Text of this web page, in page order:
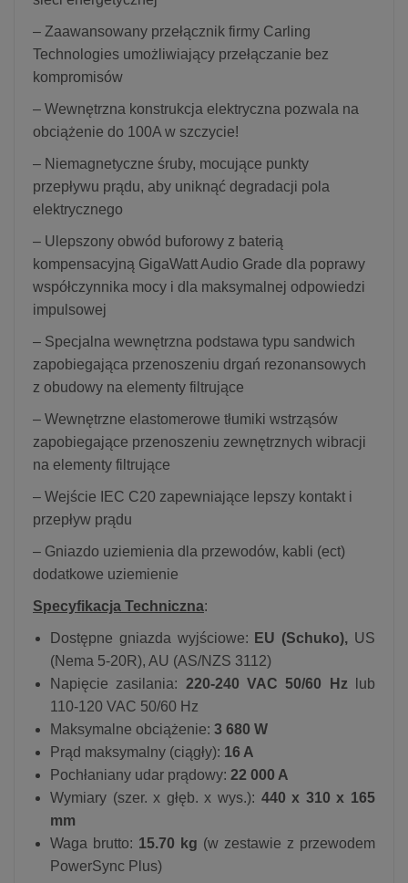
– Zaawansowany przełącznik firmy Carling
Technologies umożliwiający przełączanie bez
kompromisów
– Wewnętrzna konstrukcja elektryczna pozwala na
obciążenie do 100A w szczycie!
– Niemagnetyczne śruby, mocujące punkty
przepływu prądu, aby uniknąć degradacji pola
elektrycznego
– Ulepszony obwód buforowy z baterią
kompensacyjną GigaWatt Audio Grade dla poprawy
współczynnika mocy i dla maksymalnej odpowiedzi
impulsowej
– Specjalna wewnętrzna podstawa typu sandwich
zapobiegająca przenoszeniu drgań rezonansowych
z obudowy na elementy filtrujące
– Wewnętrzne elastomerowe tłumiki wstrząsów
zapobiegające przenoszeniu zewnętrznych wibracji
na elementy filtrujące
– Wejście IEC C20 zapewniające lepszy kontakt i
przepływ prądu
– Gniazdo uziemienia dla przewodów, kabli (ect)
dodatkowe uziemienie
Specyfikacja Techniczna:
Dostępne gniazda wyjściowe: EU (Schuko), US
(Nema 5-20R), AU (AS/NZS 3112)
Napięcie zasilania: 220-240 VAC 50/60 Hz
lub
110-120 VAC 50/60 Hz
Maksymalne obciążenie: 3 680 W
Prąd maksymalny (ciągły): 16 A
Pochłaniany udar prądowy: 22 000 A
Wymiary (szer. x głęb. x wys.): 440 x 310 x 165
mm
Waga brutto: 15.70 kg (w zestawie z przewodem
PowerSync Plus)